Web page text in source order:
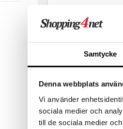
Samtycke
Denna webbplats
Vi använder
sociala medier och
till de sociala medier